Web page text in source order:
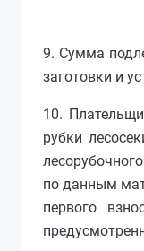
9. Сумма
заготовки и
10.
рубки
по данным
первого